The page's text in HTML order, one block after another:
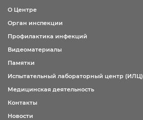
О Центре
Орган инспекции
Профилактика инфекций
Видеоматериалы
Памятки
Испытательный лабораторный центр (ИЛЦ)
Медицинская деятельность
Контакты
Новости